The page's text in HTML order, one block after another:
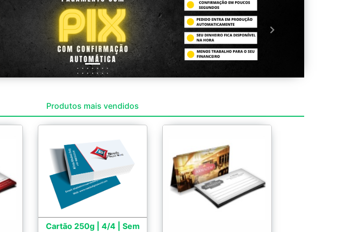
Produtos mais vendidos
Cartão 250g | 4/4 | Sem